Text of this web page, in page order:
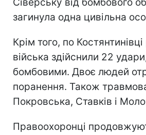
загинула одна цивільна
Крім того, по Костянтинівці
війська здійснили 22
бомбовими. Двоє людей
поранення. Також
Покровська, Ставків і
Правоохоронці